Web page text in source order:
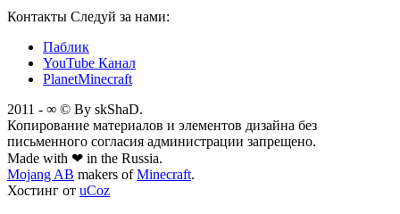
Контакты Следуй за нами:
Паблик
YouTube Канал
PlanetMinecraft
2011 - ∞ © By skShaD.
Копирование материалов и элементов дизайна без
письменного согласия администрации запрещено.
Made with ❤ in the Russia.
Mojang AB makers ofMinecraft.
Хостинг от uCoz